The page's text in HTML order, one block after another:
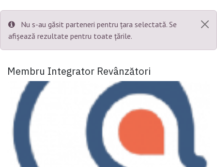
Nu s-au găsit parteneri pentru țara selectată. Se
afișează rezultate pentru toate țările.
Membru Integrator Revânzători